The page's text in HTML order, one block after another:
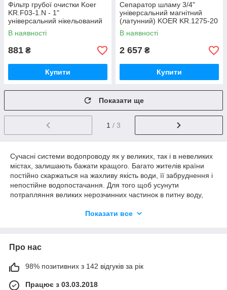
Фільтр грубої очистки Koer
KR.F03-1.N - 1"
універсальний нікельований
(KR5473)
В наявності
881 ₴
Купити
Сепаратор шламу 3/4"
універсальний магнітний
(латунний) KOER KR.1275-20
(KR5851)
В наявності
2 657 ₴
Купити
Показати ще
1 / 3
Сучасні системи водопроводу як у великих, так і в невеликих
містах, залишають бажати кращого. Багато жителів країни
постійно скаржаться на жахливу якість води, її забруднення і
непостійне водопостачання. Для того щоб усунути
потрапляння великих нерозчинних частинок в питну воду,
фільтри грубого очищення
перебувають у свердловинах або колодязях.
Принцип роботи фільтрів грубого
очищення води
Показати все
Про нас
98% позитивних з 142 відгуків за рік
Працює з 03.03.2018